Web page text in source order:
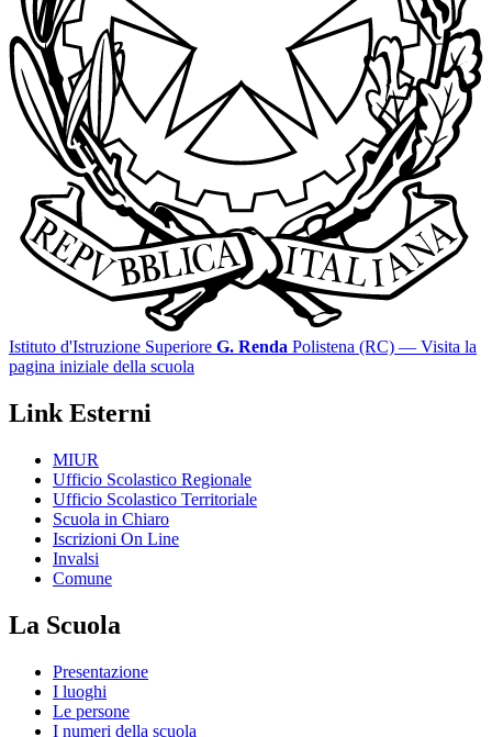
Istituto d'Istruzione Superiore G. Renda Polistena (RC) — Visita la
pagina iniziale della scuola
Link Esterni
MIUR
Ufficio Scolastico Regionale
Ufficio Scolastico Territoriale
Scuola in Chiaro
Iscrizioni On Line
Invalsi
Comune
La Scuola
Presentazione
I luoghi
Le persone
I numeri della scuola